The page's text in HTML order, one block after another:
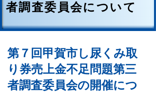
者調査委員会について
第７回甲賀市し尿くみ取
り券売上金不足問題第三
者調査委員会の開催につ